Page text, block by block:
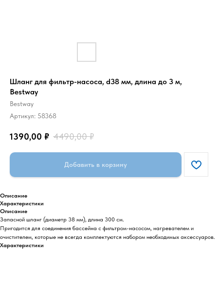
Шланг для фильтр-насоса, d38 мм, длина до 3 м,
Bestway
Bestway
Артикул: 58368
1390,00 ₽ 4490,00 ₽
Добавить в корзину
Описание
Характеристики
Описание
Запасной шланг (диаметр 38 мм), длина 300 см.
Пригодится для соединения бассейна с фильтром-насосом, нагревателем и
очистителем, которые не всегда комплектуются набором необходимых аксессуаров.
Характеристики